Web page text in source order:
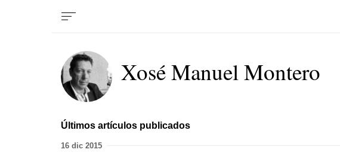
Xosé Manuel Montero
Últimos artículos publicados
16 dic 2015